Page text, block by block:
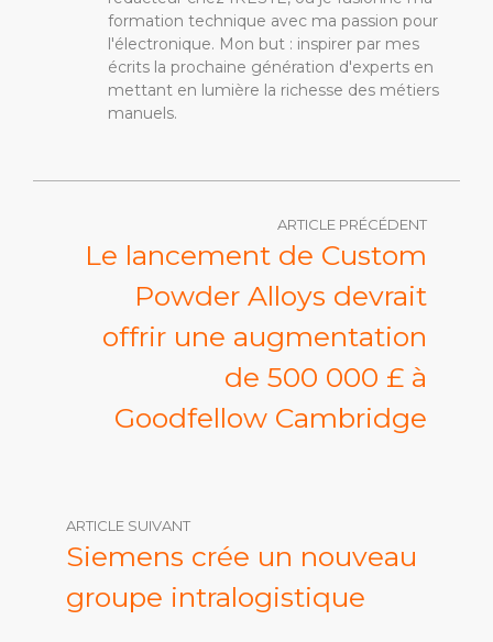
formation technique avec ma passion pour
l'électronique. Mon but : inspirer par mes
écrits la prochaine génération d'experts en
mettant en lumière la richesse des métiers
manuels.
ARTICLE PRÉCÉDENT
Le lancement de Custom
Powder Alloys devrait
offrir une augmentation
de 500 000 £ à
Goodfellow Cambridge
ARTICLE SUIVANT
Siemens crée un nouveau
groupe intralogistique